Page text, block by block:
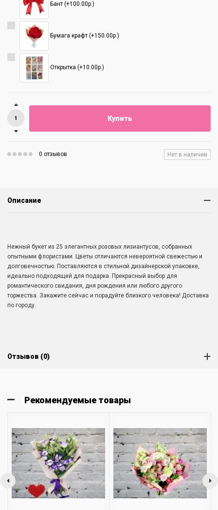
Бант (+100.00р.)
Бумага крафт (+150.00р.)
Открытка (+10.00р.)
Купить
0 отзывов Нет в наличии
Описание
Нежный букет из 25 элегантных розовых лизиантусов, собранных
опытными флористами. Цветы отличаются невероятной свежестью и
долговечностью. Поставляются в стильной дизайнерской упаковке,
идеально подходящей для подарка. Прекрасный выбор для
романтического свидания, дня рождения или любого другого
торжества. Закажите сейчас и порадуйте близкого человека! Доставка
по городу.
Отзывов (0)
Рекомендуемые товары